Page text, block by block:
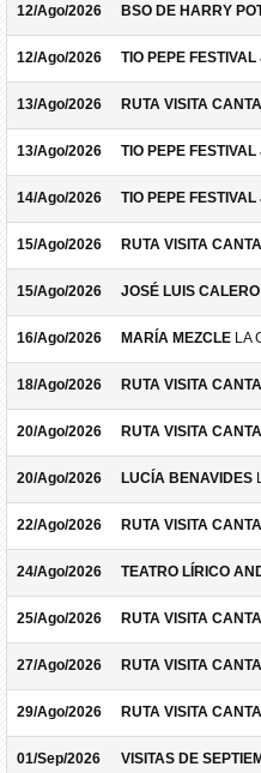
12/Ago/2026 BSO DE HARRY
12/Ago/2026 TIO PEPE FESTIVAL
13/Ago/2026 RUTA VISITA
13/Ago/2026 TIO PEPE FESTIVAL
14/Ago/2026 TIO PEPE FESTIVAL
15/Ago/2026 RUTA VISITA
15/Ago/2026 JOSÉ LUIS CALERO
16/Ago/2026 MARÍA MEZCLE LA
18/Ago/2026 RUTA VISITA
20/Ago/2026 RUTA VISITA
20/Ago/2026 LUCÍA BENAVIDES
22/Ago/2026 RUTA VISITA
24/Ago/2026 TEATRO LÍRICO
25/Ago/2026 RUTA VISITA
27/Ago/2026 RUTA VISITA
29/Ago/2026 RUTA VISITA
01/Sep/2026 VISITAS DE